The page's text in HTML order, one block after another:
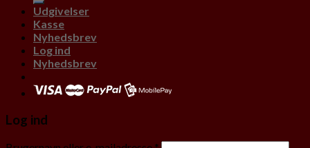
Udgivelser
Kasse
Nyhedsbrev
Log ind
Nyhedsbrev
Log ind